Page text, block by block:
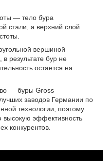
— тело бура
стали, а верхний слой
вершиной
результате бур не
остается на
— буры Gross
заводов Германии по
технологии, поэтому
высокую эффективность
конкурентов.